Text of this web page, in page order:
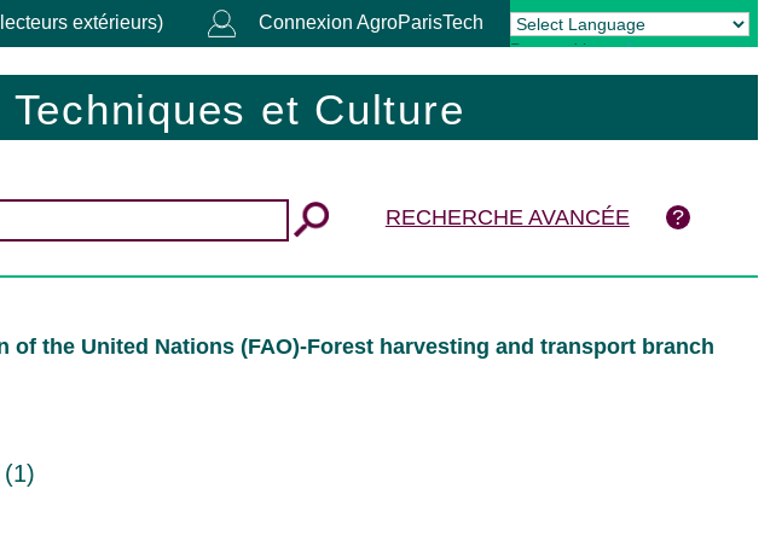
extérieurs) Connexion AgroParisTech
Powered by Translate
et Culture
RECHERCHE AVANCÉE
of the United Nations (FAO)-Forest harvesting and transport branch
(1)